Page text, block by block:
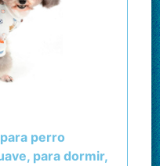
perro
para dormir,